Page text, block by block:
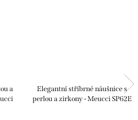
a
Elegantní stříbrné náušnice s
perlou a zirkony - Meucci SP62E